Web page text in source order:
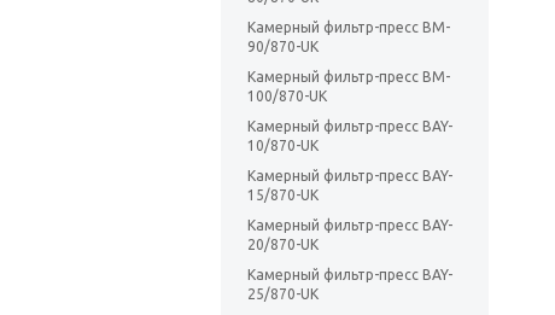
Камерный фильтр-пресс BM-
90/870-UK
Камерный фильтр-пресс BM-
100/870-UK
Камерный фильтр-пресс BAY-
10/870-UK
Камерный фильтр-пресс BAY-
15/870-UK
Камерный фильтр-пресс BAY-
20/870-UK
Камерный фильтр-пресс BAY-
25/870-UK